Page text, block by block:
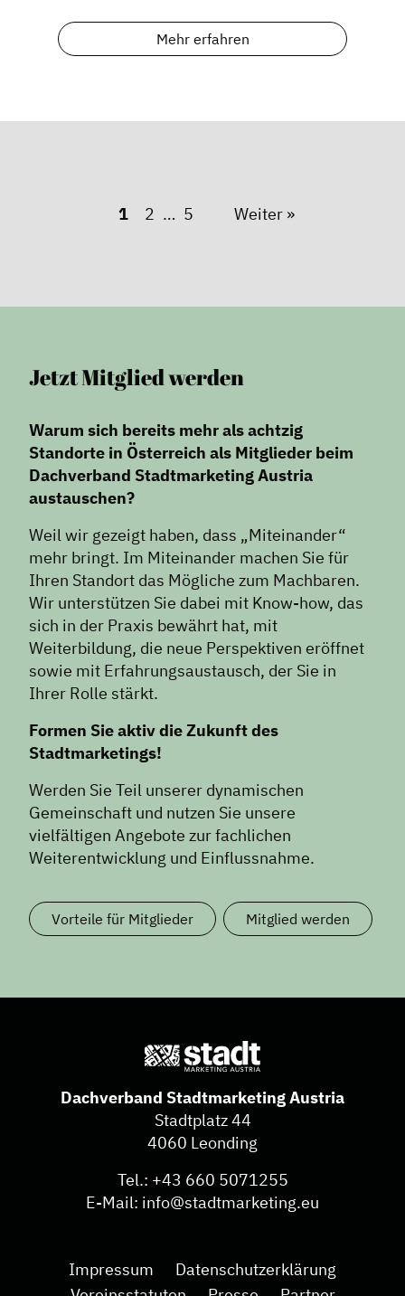
Mehr erfahren
1 2 5 Weiter »
Jetzt Mitglied werden
Warum sich bereits mehr als achtzig
Standorte in Österreich als Mitglieder beim
Dachverband Stadtmarketing Austria
austauschen?
Weil wir gezeigt haben, dass „Miteinander“
mehr bringt. Im Miteinander machen Sie für
Ihren Standort das Mögliche zum Machbaren.
Wir unterstützen Sie dabei mit Know-how, das
sich in der Praxis bewährt hat, mit
Weiterbildung, die neue Perspektiven eröffnet
sowie mit Erfahrungsaustausch, der Sie in
Ihrer Rolle stärkt.
Formen Sie aktiv die Zukunft des
Stadtmarketings!
Werden Sie Teil unserer dynamischen
Gemeinschaft und nutzen Sie unsere
vielfältigen Angebote zur fachlichen
Weiterentwicklung und Einflussnahme.
Vorteile für Mitglieder Mitglied werden
Dachverband Stadtmarketing Austria
Stadtplatz 44
4060 Leonding
Tel.: +43 660 5071255
E-Mail: info@stadtmarketing.eu
Impressum
Datenschutzerklärung